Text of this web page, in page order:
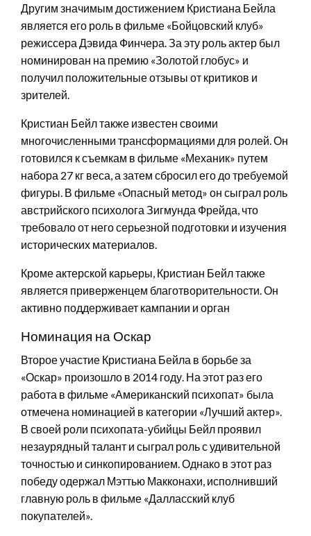
Другим значимым достижением Кристиана Бейла
является его роль в фильме «Бойцовский клуб»
режиссера Дэвида Финчера. За эту роль актер был
номинирован на премию «Золотой глобус» и
получил положительные отзывы от критиков и
зрителей.
Кристиан Бейл также известен своими
многочисленными трансформациями для ролей. Он
готовился к съемкам в фильме «Механик» путем
набора 27 кг веса, а затем сбросил его до требуемой
фигуры. В фильме «Опасный метод» он сыграл роль
австрийского психолога Зигмунда Фрейда, что
требовало от него серьезной подготовки и изучения
исторических материалов.
Кроме актерской карьеры, Кристиан Бейл также
является приверженцем благотворительности. Он
активно поддерживает кампании и орган
Номинация на Оскар
Второе участие Кристиана Бейла в борьбе за
«Оскар» произошло в 2014 году. На этот раз его
работа в фильме «Американский психопат» была
отмечена номинацией в категории «Лучший актер».
В своей роли психопата-убийцы Бейл проявил
незаурядный талант и сыграл роль с удивительной
точностью и синкопированием. Однако в этот раз
победу одержал Мэттью Макконахи, исполнивший
главную роль в фильме «Далласский клуб
покупателей».